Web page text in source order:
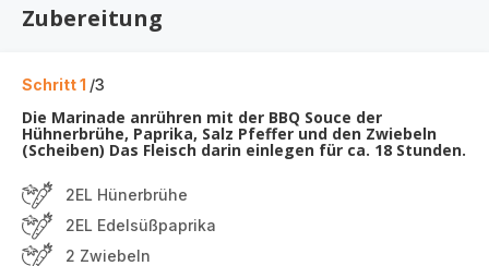
Zubereitung
Schritt 1 /3
Die Marinade anrühren mit der BBQ Souce der
Hühnerbrühe, Paprika, Salz Pfeffer und den Zwiebeln
(Scheiben) Das Fleisch darin einlegen für ca. 18 Stunden.
2EL Hünerbrühe
2EL Edelsüßpaprika
2 Zwiebeln